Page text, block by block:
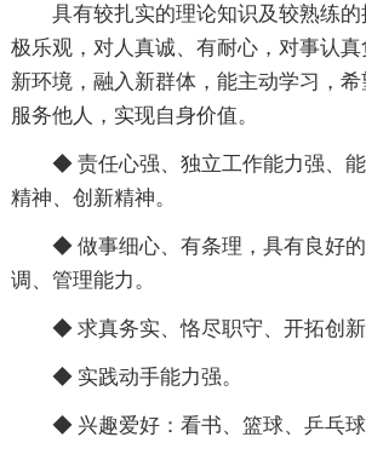
具有较扎实的理论知识及较熟练
极乐观，对人真诚、有耐心，对事认
新环境，融入新群体，能主动学习，希
服务他人，实现自身价值。
◆ 责任心强、独立工作能力强、
精神、创新精神。
◆ 做事细心、有条理，具有良好
调、管理能力。
◆ 求真务实、恪尽职守、开拓创新
◆ 实践动手能力强。
◆ 兴趣爱好：看书、篮球、乒乓球